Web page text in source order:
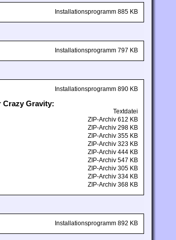
Installationsprogramm 885 KB
Installationsprogramm 797 KB
Installationsprogramm 890 KB
Crazy Gravity:
Textdatei
ZIP-Archiv 612 KB
ZIP-Archiv 298 KB
ZIP-Archiv 355 KB
ZIP-Archiv 323 KB
ZIP-Archiv 444 KB
ZIP-Archiv 547 KB
ZIP-Archiv 305 KB
ZIP-Archiv 334 KB
ZIP-Archiv 368 KB
Installationsprogramm 892 KB